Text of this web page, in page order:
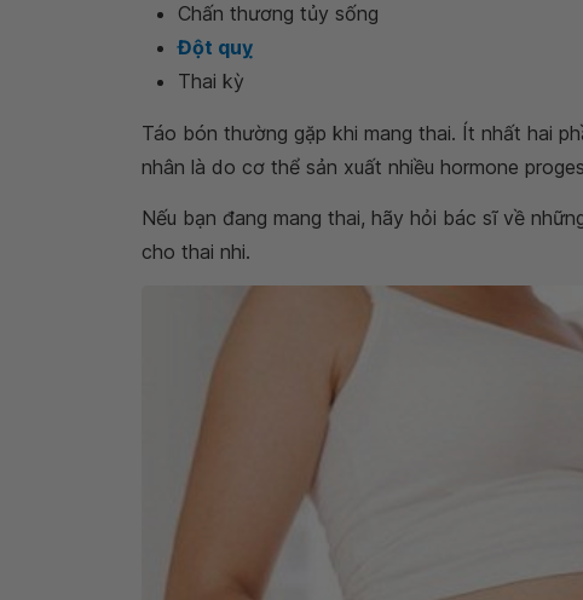
Chấn thương tủy sống
Đột quỵ
Thai kỳ
Táo bón thường gặp khi mang thai. Ít nhất hai
nhân là do cơ thể sản xuất nhiều hormone
Nếu bạn đang mang thai, hãy hỏi bác sĩ về
cho thai nhi.